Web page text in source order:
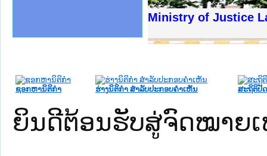
Ministry of Justice
ຊາຊົນ ພາກເໜືອ
ການ
ກາງ
ກໃຕ້
ນຕຳຫຼວດປະຊາຊົນ
ສັນຕິບານປະຊາຊົນ
ກເໜືອ
ຊາຊົນ ພາກກາງ
ຊອກຫານິຕິກໍາ ຮ່າງນິຕິກໍາ ສໍາລັບປະກອບຄໍາເຫັນ ສະຖິຕິປັ
ຍິນດີຕ້ອນຮັບສູ່ຈົດໝາຍເ